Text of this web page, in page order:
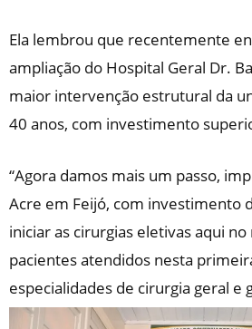
Ela lembrou que recentemente
ampliação do Hospital Geral Dr.
maior intervenção estrutural da
40 anos, com investimento
“Agora damos mais um passo,
Acre em Feijó, com investimento
iniciar as cirurgias eletivas aqui
pacientes atendidos nesta
especialidades de cirurgia geral e